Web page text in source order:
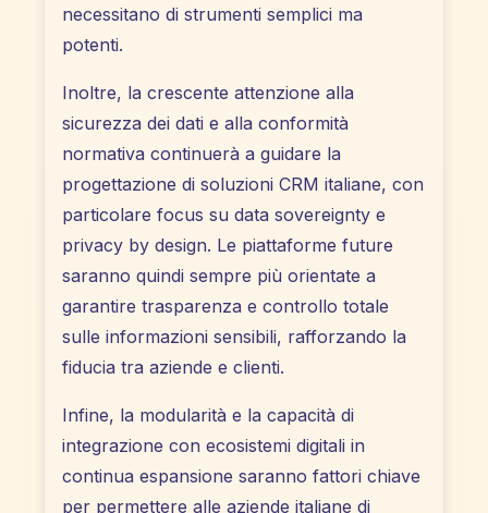
necessitano di strumenti semplici ma
potenti.
Inoltre, la crescente attenzione alla
sicurezza dei dati e alla conformità
normativa continuerà a guidare la
progettazione di soluzioni CRM italiane, con
particolare focus su data sovereignty e
privacy by design. Le piattaforme future
saranno quindi sempre più orientate a
garantire trasparenza e controllo totale
sulle informazioni sensibili, rafforzando la
fiducia tra aziende e clienti.
Infine, la modularità e la capacità di
integrazione con ecosistemi digitali in
continua espansione saranno fattori chiave
per permettere alle aziende italiane di